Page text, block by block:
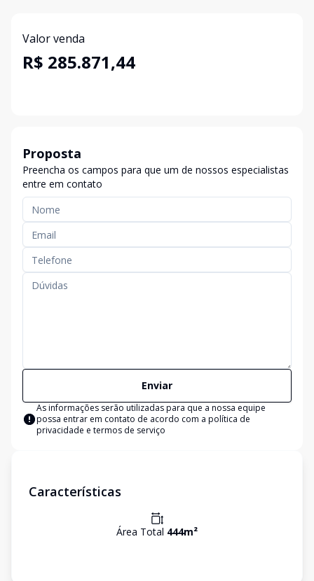
Valor venda
R$ 285.871,44
Proposta
Preencha os campos para que um de nossos especialistas
entre em contato
Enviar
As informações serão utilizadas para que a nossa equipe
possa entrar em contato de acordo com a política de
privacidade e termos de serviço
Características
Área Total 444m²